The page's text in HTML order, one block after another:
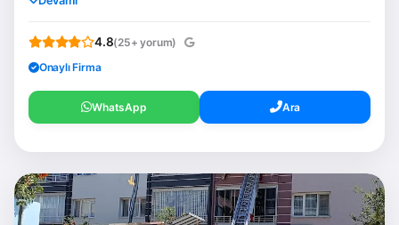
4.8(25+ yorum)
Onaylı Firma
WhatsApp Ara